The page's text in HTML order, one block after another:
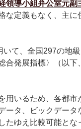
領導小組弁公室元副
な定義もなく、主
て、全国297の地
合発展指標〉（以
いるため、各都市
ータ、ビックデー
ゆえ比較可能とな